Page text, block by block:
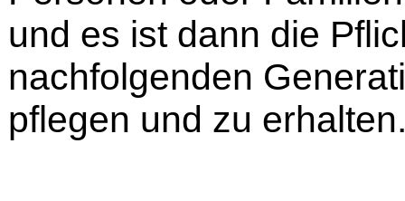
und es ist dann die
nachfolgenden
pflegen und zu